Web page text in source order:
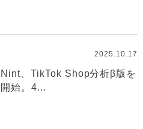
2025.10.17
Nint、TikTok Shop分析β版を
開始。4...